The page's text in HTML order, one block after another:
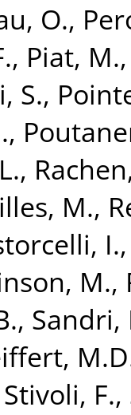
O.,
, Piat, M.
S.,
,
,
M.,
I.
M.,
, Sandri,
Stivoli, F.,